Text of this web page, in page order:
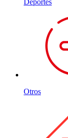
Otros